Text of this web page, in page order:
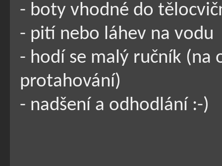
- boty vhodné do
- pití nebo láhev na vodu
- hodí se malý ručník (na
protahování)
- nadšení a odhodlání :-)